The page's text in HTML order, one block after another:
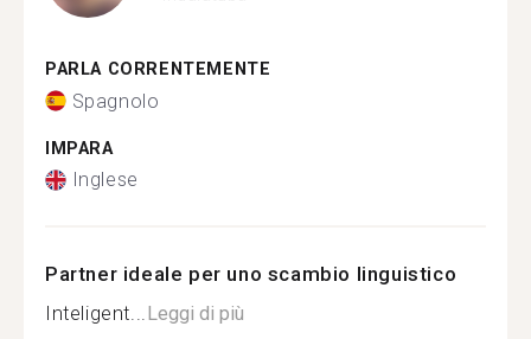
PARLA CORRENTEMENTE
Spagnolo
IMPARA
Inglese
Partner ideale per uno scambio linguistico
Inteligent...Leggi di più